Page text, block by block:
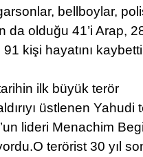
bellboylar,
da olduğu 41’i Arap,
91 kişi hayatını
ilk büyük terör
üstlenen Yahudi
lideri Menachim
O terörist 30 yıl